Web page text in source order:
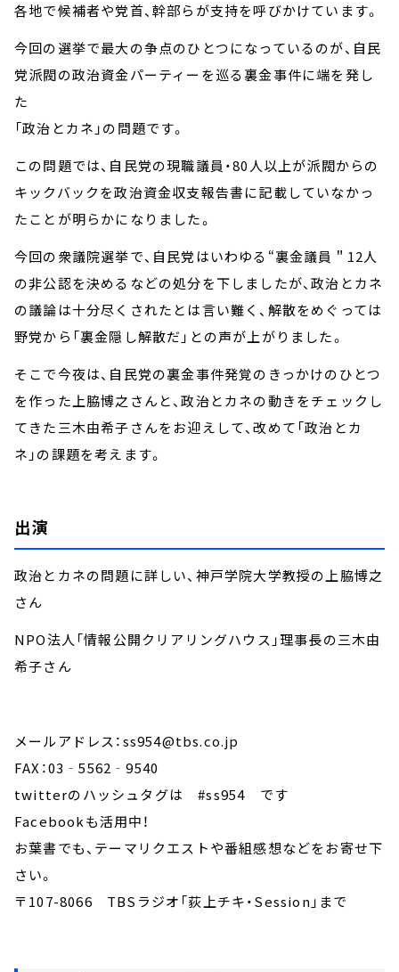
各地で候補者や党首、幹部らが支持を呼びかけています。
今回の選挙で最大の争点のひとつになっているのが、自民
党派閥の政治資金パーティーを巡る裏金事件に端を発し
た
「政治とカネ」の問題です。
この問題では、自民党の現職議員・80人以上が派閥からの
キックバックを政治資金収支報告書に記載していなかっ
たことが明らかになりました。
今回の衆議院選挙で、自民党はいわゆる“裏金議員＂12人
の非公認を決めるなどの処分を下しましたが、政治とカネ
の議論は十分尽くされたとは言い難く、解散をめぐっては
野党から「裏金隠し解散だ」との声が上がりました。
そこで今夜は、自民党の裏金事件発覚のきっかけのひとつ
を作った上脇博之さんと、政治とカネの動きをチェックし
てきた三木由希子さんをお迎えして、改めて「政治とカ
ネ」の課題を考えます。
出演
政治とカネの問題に詳しい、神戸学院大学教授の上脇博之
さん
NPO法人「情報公開クリアリングハウス」理事長の三木由
希子さん
メールアドレス：ss954@tbs.co.jp
FAX：03‐5562‐9540
twitterのハッシュタグは #ss954 です
Facebookも活用中！
お葉書でも、テーマリクエストや番組感想などをお寄せ下
さい。
〒107-8066 TBSラジオ「荻上チキ・Session」まで